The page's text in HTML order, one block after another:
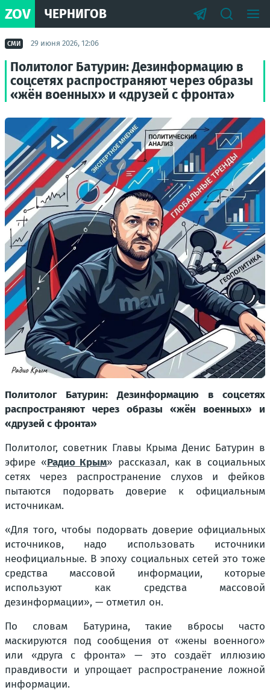
ZOV ЧЕРНИГОВ
СМИ 29 июня 2026, 12:06
Политолог Батурин: Дезинформацию в
соцсетях распространяют через образы
«жён военных» и «друзей с фронта»
Политолог Батурин: Дезинформацию в соцсетях
распространяют через образы «жён военных» и
«друзей с фронта»
Политолог, советник Главы Крыма Денис Батурин в
эфире «Радио Крым» рассказал, как в социальных
сетях через распространение слухов и фейков
пытаются подорвать доверие к официальным
источникам.
«Для того, чтобы подорвать доверие официальных
источников, надо использовать источники
неофициальные. В эпоху социальных сетей это тоже
средства массовой информации, которые
используют как средства массовой
дезинформации», — отметил он.
По словам Батурина, такие вбросы часто
маскируются под сообщения от «жены военного»
или «друга с фронта» — это создаёт иллюзию
правдивости и упрощает распространение ложной
информации.